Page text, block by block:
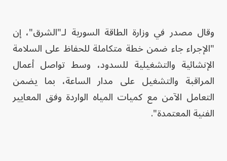
وقال مصدر في وزارة الطاقة السورية لـ"الشرق"، إن
"الإجراء جاء ضمن خطة متكاملة للحفاظ على السلامة
الإنشائية والتشغيلية للسدود، وسط تواصل أعمال
المراقبة والتشغيل على مدار الساعة، بما يضمن
التعامل الآمن مع كميات المياه الواردة وفق المعايير
الفنية المعتمدة".